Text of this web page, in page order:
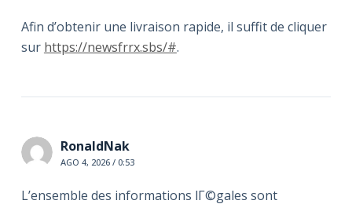
Afin d’obtenir une livraison rapide, il suffit de cliquer
sur https://newsfrrx.sbs/#.
RonaldNak
AGO 4, 2026 / 0:53
L’ensemble des informations lГ©gales sont